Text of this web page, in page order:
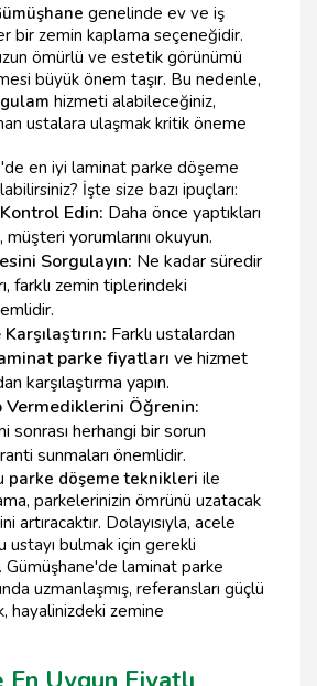
genelinde ev ve iş
bir zemin kaplama seçeneğidir.
ömürlü ve estetik görünümü
büyük önem taşır. Bu nedenle,
hizmeti alabileceğiniz,
ustalara ulaşmak kritik öneme
en iyi laminat parke döşeme
İşte size bazı ipuçları:
Edin: Daha önce yaptıkları
yorumlarını okuyun.
Sorgulayın: Ne kadar süredir
farklı zemin tiplerindeki
Farklı ustalardan
parke fiyatları ve hizmet
karşılaştırma yapın.
Vermediklerini Öğrenin:
sonrası herhangi bir sorun
sunmaları önemlidir.
parke döşeme teknikleri ile
parkelerinizin ömrünü uzatacak
artıracaktır. Dolayısıyla, acele
bulmak için gerekli
Gümüşhane'de laminat parke
uzmanlaşmış, referansları güçlü
hayalinizdeki zemine